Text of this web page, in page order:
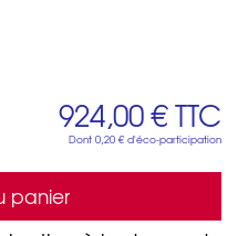
924,00 €TTC
Dont 0,20 € d'éco-participation
panier